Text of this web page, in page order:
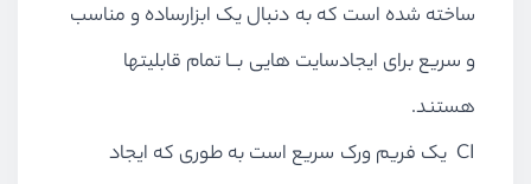
ساخته شده است که به دنبال یک ابزارساده و مناسب
و سریع برای ایجادسایت هایی بــا تمام قابلیتها
هستند.
CI یک فریم ورک سریع است به طوری که ایجاد